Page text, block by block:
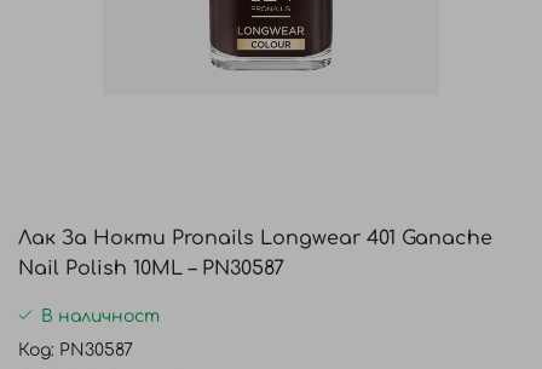
началото
на
галерия
със
Лак За Нокти Pronails Longwear 401 Ganache
Nail Polish 10ML – PN30587
В наличност
Код PN30587